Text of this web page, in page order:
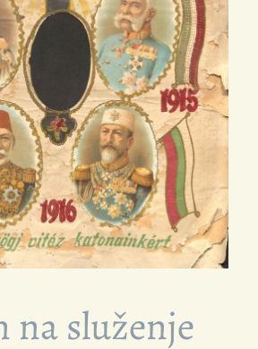
na služenje